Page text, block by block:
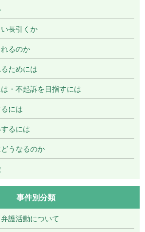
長引くか
るのか
ためには
・不起訴を目指すには
には
るには
うなるのか
事件別分類
護活動について